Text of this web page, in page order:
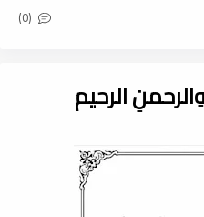
(0)
الرحيم